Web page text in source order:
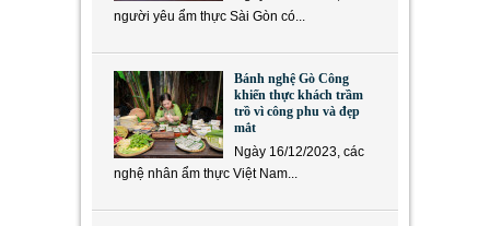
người yêu ẩm thực Sài Gòn có...
Bánh nghệ Gò Công
khiến thực khách trầm
trồ vì công phu và đẹp
mắt
Ngày 16/12/2023, các
nghệ nhân ẩm thực Việt Nam...